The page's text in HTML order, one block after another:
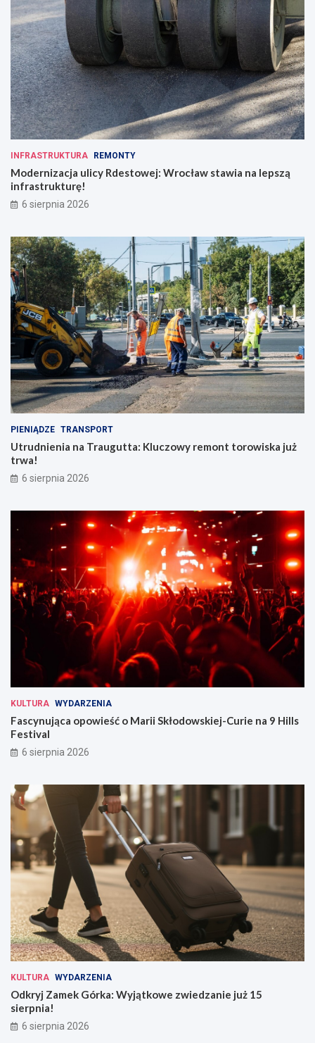
INFRASTRUKTURA REMONTY
Modernizacja ulicy Rdestowej: Wrocław stawia na lepszą
infrastrukturę!
6 sierpnia 2026
PIENIĄDZE TRANSPORT
Utrudnienia na Traugutta: Kluczowy remont torowiska już
trwa!
6 sierpnia 2026
KULTURA WYDARZENIA
Fascynująca opowieść o Marii Skłodowskiej-Curie na 9 Hills
Festival
6 sierpnia 2026
KULTURA WYDARZENIA
Odkryj Zamek Górka: Wyjątkowe zwiedzanie już 15
sierpnia!
6 sierpnia 2026